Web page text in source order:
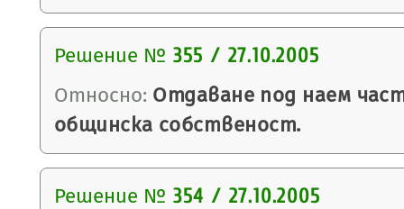
Решение № 355 / 27.10.2005
Относно: Отдаване под наем
общинска собственост.
Решение № 354 / 27.10.2005